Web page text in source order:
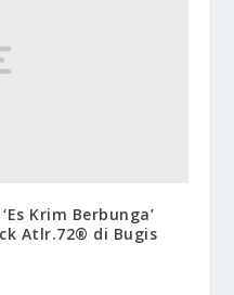
Krim Berbunga’
Atlr.72® di Bugis